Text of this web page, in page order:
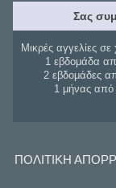
Σας
Μικρές αγγελίες σε
1 εβδομάδα
2 εβδομάδες
1 μήνας
ΠΟΛΙΤΙΚΗ